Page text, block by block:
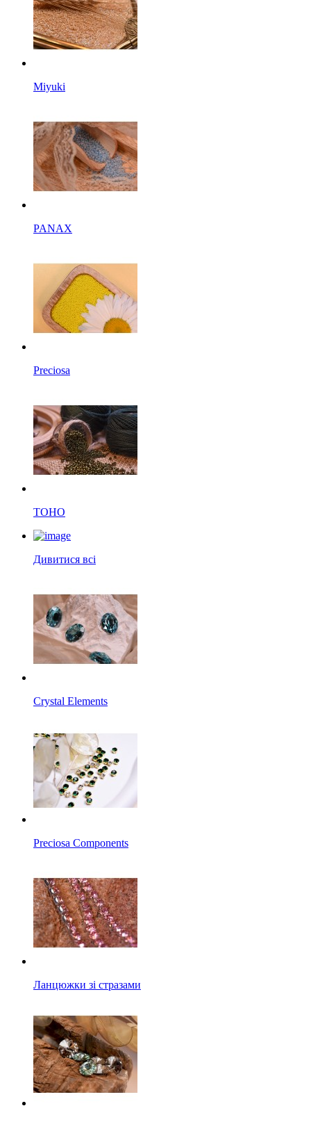
Miyuki
PANAX
Preciosa
TOHO
Дивитися всі
Crystal Elements
Preciosa Components
Ланцюжки зі стразами